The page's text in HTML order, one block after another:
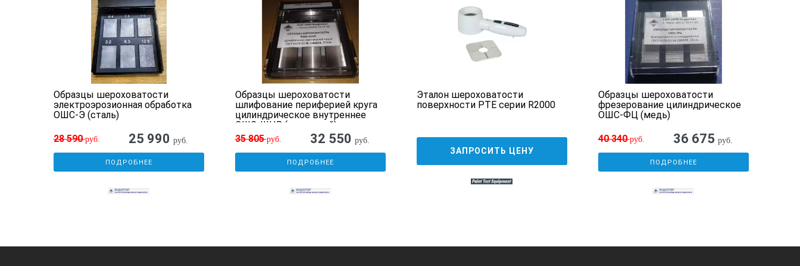
Образцы шероховатости
электроэрозионная обработка
ОШС-Э (сталь)
28 590руб. 25 990 руб.
ПОДРОБНЕЕ
Образцы шероховатости
шлифование периферией круга
цилиндрическое внутреннее
ОШС-ШЦВ (алюминий)
35 805руб. 32 550 руб.
ПОДРОБНЕЕ
Эталон шероховатости
поверхности PTE серии R2000
ЗАПРОСИТЬ ЦЕНУ
Образцы шероховатости
фрезерование цилиндрическое
ОШС-ФЦ (медь)
40 340руб. 36 675 руб.
ПОДРОБНЕЕ